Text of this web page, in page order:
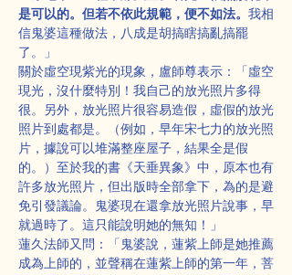
是可以的。但若不依此規範，便不如法。 我相
信鬼婆這種做法，八成是胡搞瞎搞亂搞罷
了。」
關於虛空現紫光的現象，盧師尊表示：「虛空
現光，沒什麼特別！我自己的放光照片多得
很。另外，放光照片很容易造假，虛假的放光
照片到處都是。（例如，早年宋七力的放光照
片，據說可以堆滿整座屋子，結果全是假
的。）至於我的書《天垂異象》中，原本也有
許多放光照片，但出版時全部拿下，為的是避
免引發議論。鬼婆現在還拿放光照片說事，早
就過時了。這只能說明她的無知！」
蓮久法師又問：「鬼婆說，蓮紫上師是她推薦
成為上師的，並聲稱在蓮紫上師的第一年，菩